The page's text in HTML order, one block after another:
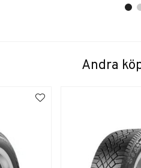
Andra